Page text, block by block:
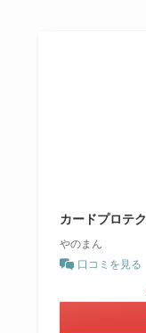
カードプロテ
やのまん
口コミを見る